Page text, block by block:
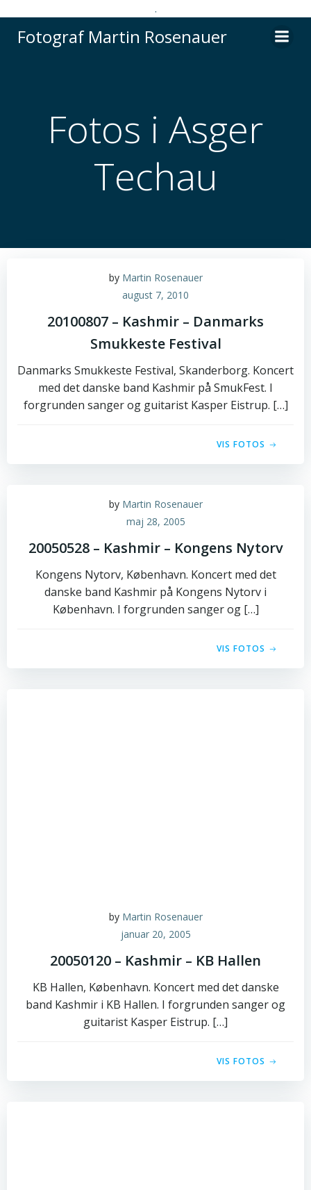
.
til
Fotograf Martin Rosenauer
Fotos i Asger
Techau
by Martin Rosenauer
august 7, 2010
20100807 – Kashmir – Danmarks
Smukkeste Festival
Danmarks Smukkeste Festival, Skanderborg. Koncert
med det danske band Kashmir på SmukFest. I
forgrunden sanger og guitarist Kasper Eistrup. […]
VIS FOTOS
by Martin Rosenauer
maj 28, 2005
20050528 – Kashmir – Kongens Nytorv
Kongens Nytorv, København. Koncert med det
danske band Kashmir på Kongens Nytorv i
København. I forgrunden sanger og […]
VIS FOTOS
by Martin Rosenauer
januar 20, 2005
20050120 – Kashmir – KB Hallen
KB Hallen, København. Koncert med det danske
band Kashmir i KB Hallen. I forgrunden sanger og
guitarist Kasper Eistrup. […]
VIS FOTOS